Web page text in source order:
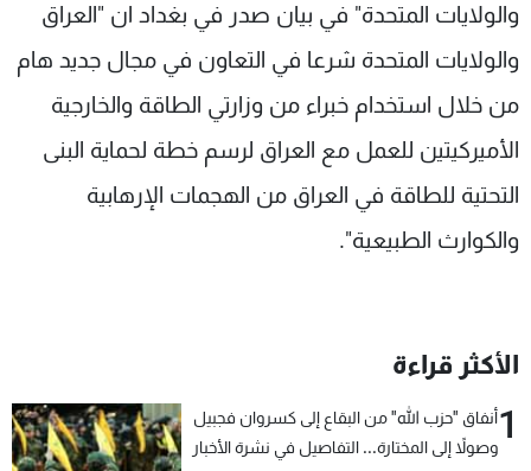
والولايات المتحدة" في بيان صدر في بغداد ان "العراق
والولايات المتحدة شرعا في التعاون في مجال جديد هام
من خلال استخدام خبراء من وزارتي الطاقة والخارجية
الأميركيتين للعمل مع العراق لرسم خطة لحماية البنى
التحتية للطاقة في العراق من الهجمات الإرهابية
والكوارث الطبيعية".
الأكثر قراءة
1أنفاق "حزب الله" من البقاع إلى كسروان فجبيل
وصولاً إلى المختارة... التفاصيل في نشرة الأخبار